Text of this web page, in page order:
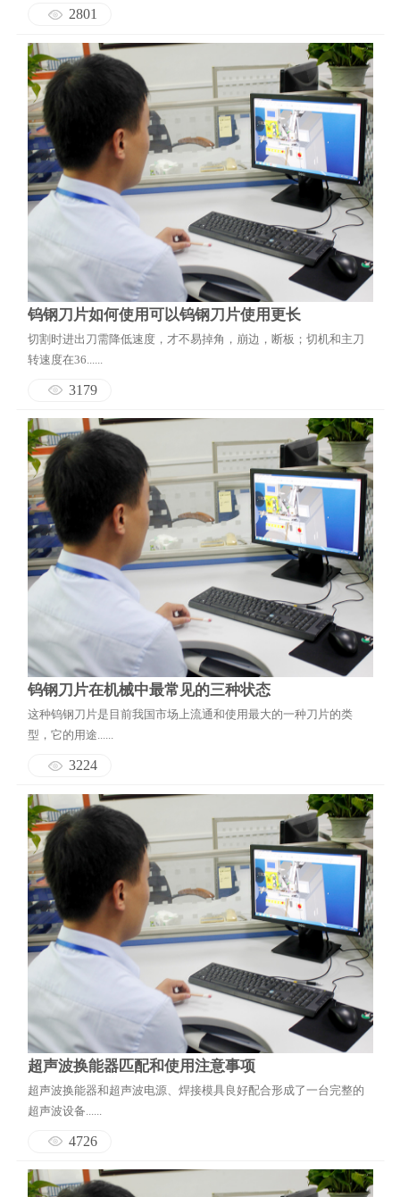
2801
钨钢刀片如何使用可以钨钢刀片使用更长
切割时进出刀需降低速度，才不易掉角，崩边，断板；切机和主刀
转速度在36......
3179
钨钢刀片在机械中最常见的三种状态
这种钨钢刀片是目前我国市场上流通和使用最大的一种刀片的类
型，它的用途......
3224
超声波换能器匹配和使用注意事项
超声波换能器和超声波电源、焊接模具良好配合形成了一台完整的
超声波设备......
4726